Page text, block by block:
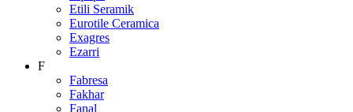
Etili Seramik
Eurotile Ceramica
Exagres
Ezarri
F
Fabresa
Fakhar
Fanal